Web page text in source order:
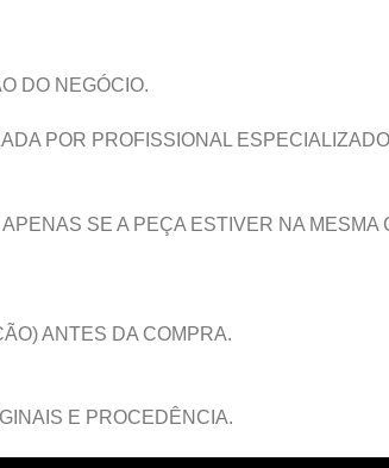
DO NEGÓCIO.
POR PROFISSIONAL
SE A PEÇA ESTIVER NA
ANTES DA COMPRA.
E PROCEDÊNCIA.